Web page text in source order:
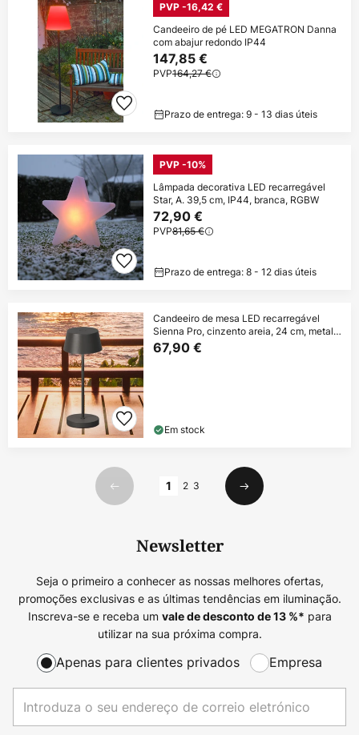
PVP -16,42 €
Candeeiro de pé LED MEGATRON Danna
com abajur redondo IP44
147,85 €
PVP164,27 €
Prazo de entrega: 9 - 13 dias úteis
PVP -10%
Lâmpada decorativa LED recarregável
Star, A. 39,5 cm, IP44, branca, RGBW
72,90 €
PVP81,65 €
Prazo de entrega: 8 - 12 dias úteis
Candeeiro de mesa LED recarregável
Sienna Pro, cinzento areia, 24 cm, metal
IP54
67,90 €
Em stock
Anterior
1 2 3
Seguinte
Newsletter
Seja o primeiro a conhecer as nossas melhores ofertas,
promoções exclusivas e as últimas tendências em iluminação.
Inscreva-se e receba um vale de desconto de13%* para
utilizar na sua próxima compra.
Apenas para clientes privados Empresa